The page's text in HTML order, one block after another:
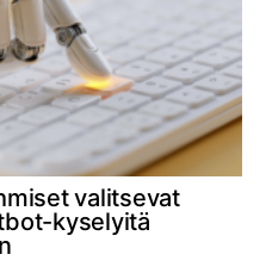
valitsevat
kyselyitä